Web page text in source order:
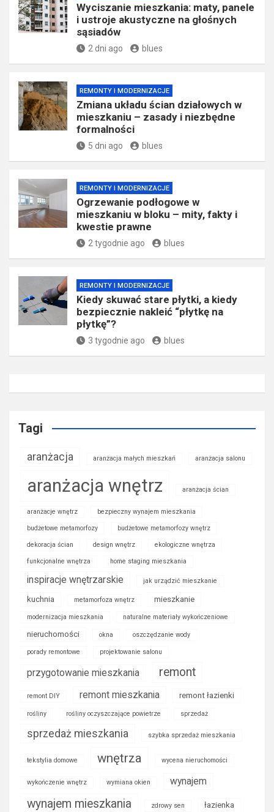
Wyciszanie mieszkania: maty, panele
i ustroje akustyczne na głośnych
sąsiadów
2 dni ago blues
REMONTY I MODERNIZACJE
Zmiana układu ścian działowych w
mieszkaniu – zasady i niezbędne
formalności
5 dni ago blues
REMONTY I MODERNIZACJE
Ogrzewanie podłogowe w
mieszkaniu w bloku – mity, fakty i
kwestie prawne
2 tygodnie ago blues
REMONTY I MODERNIZACJE
Kiedy skuwać stare płytki, a kiedy
bezpiecznie nakleić “płytkę na
płytkę”?
3 tygodnie ago blues
Tagi
aranżacja aranżacja małych mieszkań aranżacja salonu
aranżacja wnętrz aranżacja ścian
aranżacje wnętrz bezpieczny wynajem mieszkania
budżetowe metamorfozy budżetowe metamorfozy wnętrz
dekoracja ścian design wnętrz ekologiczne wnętrza
funkcjonalne wnętrza home staging mieszkania
inspiracje wnętrzarskie jak urządzić mieszkanie
kuchnia metamorfoza wnętrz mieszkanie
modernizacja mieszkania naturalne materiały wykończeniowe
nieruchomości okna oszczędzanie wody
porady remontowe projektowanie salonu
przygotowanie mieszkania remont
remont DIY remont mieszkania remont łazienki
rośliny rośliny oczyszczające powietrze sprzedaż
sprzedaż mieszkania szybka sprzedaż mieszkania
tekstylia domowe wnętrza wycena nieruchomości
wykończenie wnętrz wymiana okien wynajem
wynajem mieszkania zdrowy sen łazienka